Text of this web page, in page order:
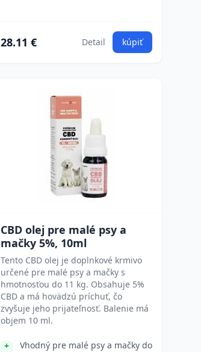
28.11 € Detail kúpiť
CBD olej pre malé psy a
mačky 5%, 10ml
Tento CBD olej je doplnkové krmivo
určené pre malé psy a mačky s
hmotnosťou do 11 kg. Obsahuje 5%
CBD a má hovädzú príchuť, čo
zvyšuje jeho prijateľnosť. Balenie má
objem 10 ml.
Vhodný pre malé psy a mačky do